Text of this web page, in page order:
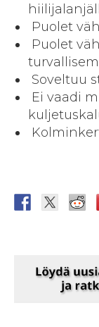
Puolet
Puolet
Soveltuu
Ei vaadi